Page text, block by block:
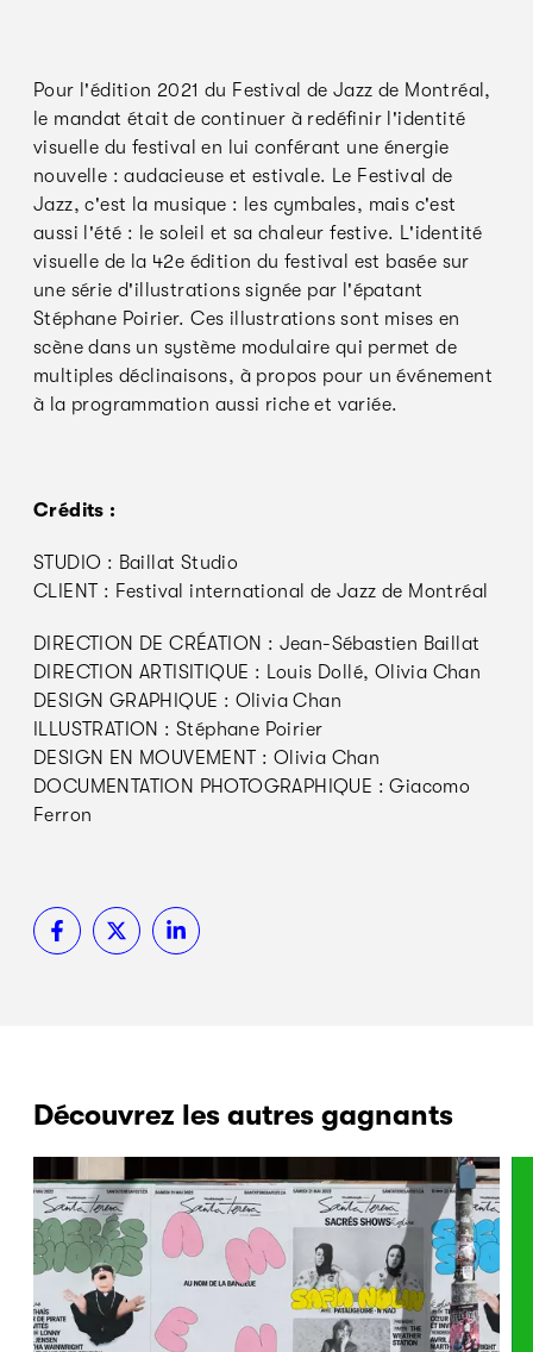
Pour l'édition 2021 du Festival de Jazz de Montréal,
le mandat était de continuer à redéfinir l'identité
visuelle du festival en lui conférant une énergie
nouvelle : audacieuse et estivale. Le Festival de
Jazz, c'est la musique : les cymbales, mais c'est
aussi l'été : le soleil et sa chaleur festive. L'identité
visuelle de la 42e édition du festival est basée sur
une série d'illustrations signée par l'épatant
Stéphane Poirier. Ces illustrations sont mises en
scène dans un système modulaire qui permet de
multiples déclinaisons, à propos pour un événement
à la programmation aussi riche et variée.
Crédits :
STUDIO : Baillat Studio
CLIENT : Festival international de Jazz de Montréal
DIRECTION DE CRÉATION : Jean-Sébastien Baillat
DIRECTION ARTISITIQUE : Louis Dollé, Olivia Chan
DESIGN GRAPHIQUE : Olivia Chan
ILLUSTRATION : Stéphane Poirier
DESIGN EN MOUVEMENT : Olivia Chan
DOCUMENTATION PHOTOGRAPHIQUE : Giacomo
Ferron
Découvrez les autres gagnants